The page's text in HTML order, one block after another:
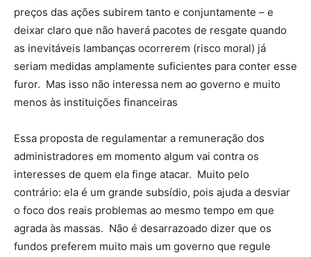
preços das ações subirem tanto e conjuntamente – e
deixar claro que não haverá pacotes de resgate quando
as inevitáveis lambanças ocorrerem (risco moral) já
seriam medidas amplamente suficientes para conter esse
furor. Mas isso não interessa nem ao governo e muito
menos às instituições financeiras
Essa proposta de regulamentar a remuneração dos
administradores em momento algum vai contra os
interesses de quem ela finge atacar. Muito pelo
contrário: ela é um grande subsídio, pois ajuda a desviar
o foco dos reais problemas ao mesmo tempo em que
agrada às massas. Não é desarrazoado dizer que os
fundos preferem muito mais um governo que regule